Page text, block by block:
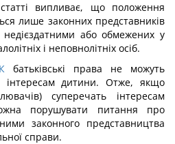
статті випливає, що положення
лише законних представників
недієздатними або обмежених у
і неповнолітніх осіб.
батьківські права не можуть
інтересам дитини. Отже, якщо
суперечать інтересам
порушувати питання про
законного представництва
справи.